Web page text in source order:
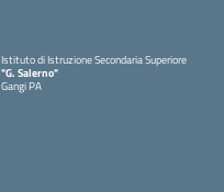
Istituto di Istruzione Secondaria Superiore
"G. Salerno"
Gangi PA
— Visita la pagina iniziale della scuola